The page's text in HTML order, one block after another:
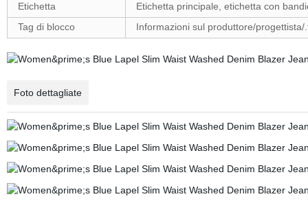
Etichetta
Etichetta principale, etichetta con
Tag di blocco
Informazioni sul produttore/
Foto dettagliate